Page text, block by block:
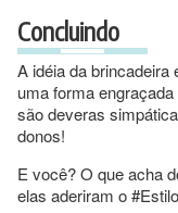
Concluindo
A idéia da
uma forma
são deveras
donos!
E você? O que acha
elas aderiram o